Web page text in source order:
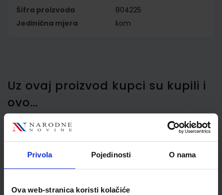
Privola Pojedinosti O nama
Ova web-stranica koristi kolačiće
Šifra proizvoda
804225
Jedinična mjera
kom
Uz ovaj proizvod kupci su kupili i
ovo…
Stroj za spajanje Maped
Essentials Metal Plier 25,